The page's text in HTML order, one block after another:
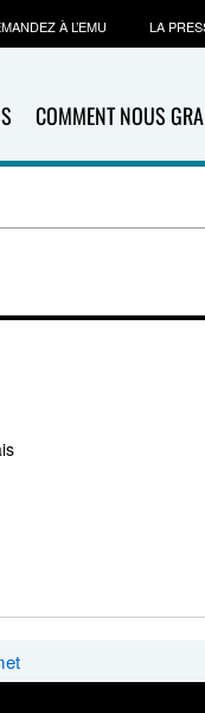
COMMENT NOUS
À L’EMU LA